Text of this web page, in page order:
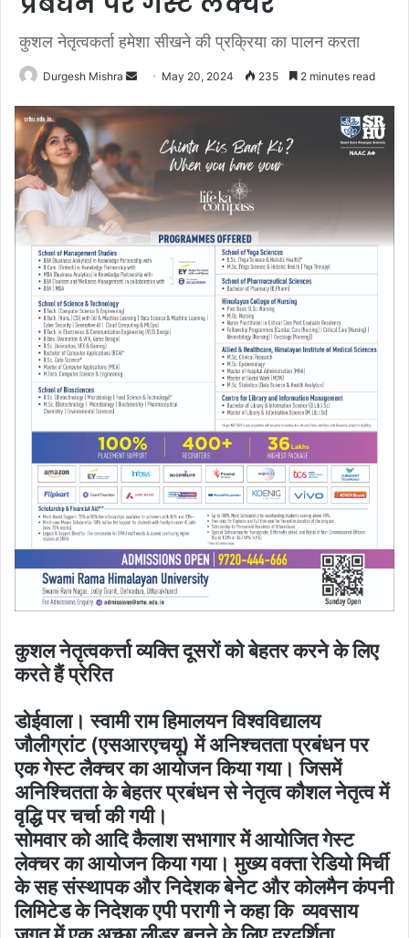
कुशल नेतृत्वकर्ता हमेशा सीखने की प्रक्रिया का पालन करता
Durgesh Mishra
Send
email
May 20, 2024 235 2 minutes read
कुशल नेतृत्वकर्त्ता व्यक्ति दूसरों को बेहतर करने के लिए
करते हैं प्रेरित
डोईवाला। स्वामी राम हिमालयन विश्वविद्यालय
जौलीग्रांट (एसआरएचयू) में अनिश्चतता प्रबंधन पर
एक गेस्ट लैक्चर का आयोजन किया गया। जिसमें
अनिश्चितता के बेहतर प्रबंधन से नेतृत्व कौशल नेतृत्व में
वृद्धि पर चर्चा की गयी।
सोमवार को आदि कैलाश सभागार में आयोजित गेस्ट
लेक्चर का आयोजन किया गया। मुख्य वक्ता रेडियो मिर्ची
के सह संस्थापक और निदेशक बेनेट और कोलमैन कंपनी
लिमिटेड के निदेशक एपी परागी ने कहा कि व्यवसाय